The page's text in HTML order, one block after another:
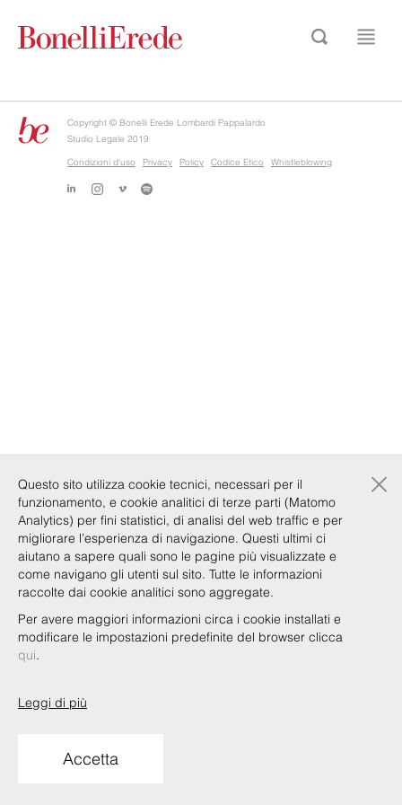
Copyright © Bonelli Erede Lombardi Pappalardo
Studio Legale 2019
Condizioni d'uso
Privacy Policy Codice Etico Whistleblowing
Questo sito utilizza cookie tecnici, necessari per il
funzionamento, e cookie analitici di terze parti (Matomo
Analytics) per fini statistici, di analisi del web traffic e per
migliorare l’esperienza di navigazione. Questi ultimi ci
aiutano a sapere quali sono le pagine più visualizzate e
come navigano gli utenti sul sito. Tutte le informazioni
raccolte dai cookie analitici sono aggregate.
Per avere maggiori informazioni circa i cookie installati e
modificare le impostazioni predefinite del browser clicca
qui.
Leggi di più
Accetta
×